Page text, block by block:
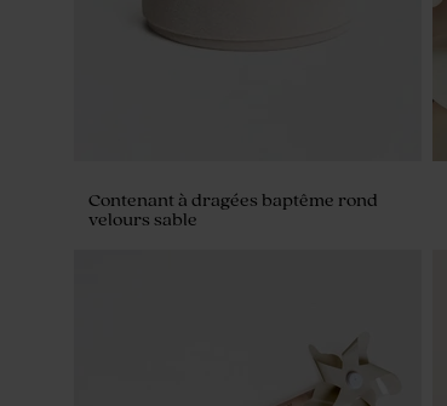
Contenant à dragées baptême rond
velours sable